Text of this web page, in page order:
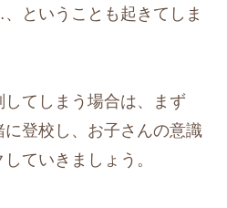
ということも起きてしま
てしまう場合は、まず
登校し、お子さんの意識
ていきましょう。